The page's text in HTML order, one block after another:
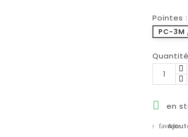
Pointes
PC-3M
Quantité
 en
favorite